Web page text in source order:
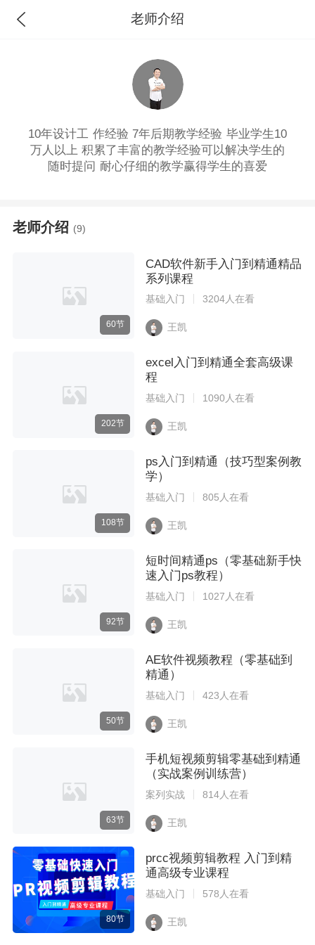
老师介绍
10年设计工 作经验 7年后期教学经验 毕业学生10
万人以上 积累了丰富的教学经验可以解决学生的
随时提问 耐心仔细的教学赢得学生的喜爱
老师介绍 (9)
60节
CAD软件新手入门到精通精品
系列课程
基础入门 3204人在看
王凯
202节
excel入门到精通全套高级课
程
基础入门 1090人在看
王凯
108节
ps入门到精通（技巧型案例教
学）
基础入门 805人在看
王凯
92节
短时间精通ps（零基础新手快
速入门ps教程）
基础入门 1027人在看
王凯
50节
AE软件视频教程（零基础到
精通）
基础入门 423人在看
王凯
63节
手机短视频剪辑零基础到精通
（实战案例训练营）
案列实战 814人在看
王凯
80节
prcc视频剪辑教程 入门到精
通高级专业课程
基础入门 578人在看
王凯